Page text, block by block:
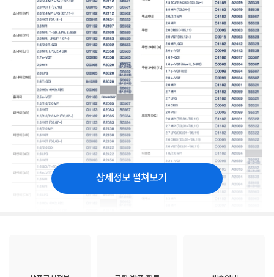
상세정보 펼쳐보기